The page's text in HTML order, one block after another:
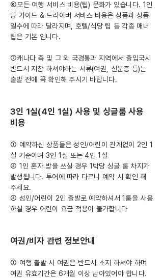
⑥모든 여행 서비스 비용(팁) 문화가 있습니다. 1인
당 가이드 & 드라이버 서비스 비용은 상품과 상품
일수에 따라 달라지며, 호텔/식당 팁 등 각종 매너
팁은 기본 입니다.
⑦캐나다 측 및 그 외 국경통과 지역에서 출입국시
반드시 지참 하셔야하는 서류(여권, 신분증 등)는
출발 전에 꼭 확인해 주시기 바랍니다.
3인 1실(4인 1실) 사용 및 싱글룸 사용
비용
① 예약하신 상품들은 성인/어린이 관계없이 2인 1
실 기준이며 3인 1실 또는 4인 1실
② 1인 혼자 방을 쓰실 경우 1박당 싱글 룸 차지가
발생됩니다. 투어에 따라 다르니 예약 시 확인 해
주세요.
③ 성인/어린이 2인 출발로 예약하셔서 1룸을 사용
하실 경우 어린이 요금 적용이 불가합니다
여권/비자 관련 정보안내
① 여행 출발 시 여권은 반드시 소지 하셔야 하며
여권 유효기간은 6개월 이상 남아있어야 합니다.